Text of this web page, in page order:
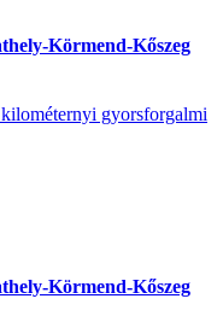
Körmend-Kőszeg
gyorsforgalmi
Körmend-Kőszeg